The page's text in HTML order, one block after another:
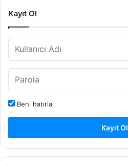
Kayıt Ol
Beni hatırla
Kayıt Ol